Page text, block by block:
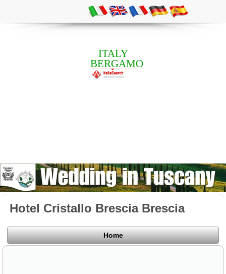
ITALY
BERGAMO
Hotel Cristallo Brescia Brescia
Home